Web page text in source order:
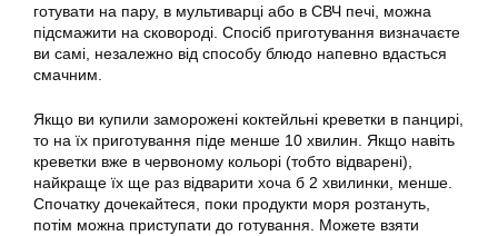
готувати на пару, в мультиварці або в СВЧ печі, можна
підсмажити на сковороді. Спосіб приготування визначаєте
ви самі, незалежно від способу блюдо напевно вдасться
смачним.
Якщо ви купили заморожені коктейльні креветки в панцирі,
то на їх приготування піде менше 10 хвилин. Якщо навіть
креветки вже в червоному кольорі (тобто відварені),
найкраще їх ще раз відварити хоча б 2 хвилинки, менше.
Спочатку дочекайтеся, поки продукти моря розтануть,
потім можна приступати до готування. Можете взяти